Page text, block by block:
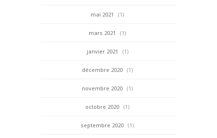
mai 2021 (1)
mars 2021 (1)
janvier 2021 (1)
décembre 2020 (1)
novembre 2020 (1)
octobre 2020 (1)
septembre 2020 (1)